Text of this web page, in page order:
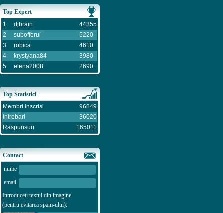
Top Expert
1
djbrain
44355
2
subofferul
5220
3
robica
4610
4
krystyana84
3980
5
elena2008 2690
Top Statistici
Membri inscrisi
96849
Intrebari
36020
Raspunsuri
165011
Contact
nume
email
Introduceti textul din imagine
(pentru evitarea spam-ului):